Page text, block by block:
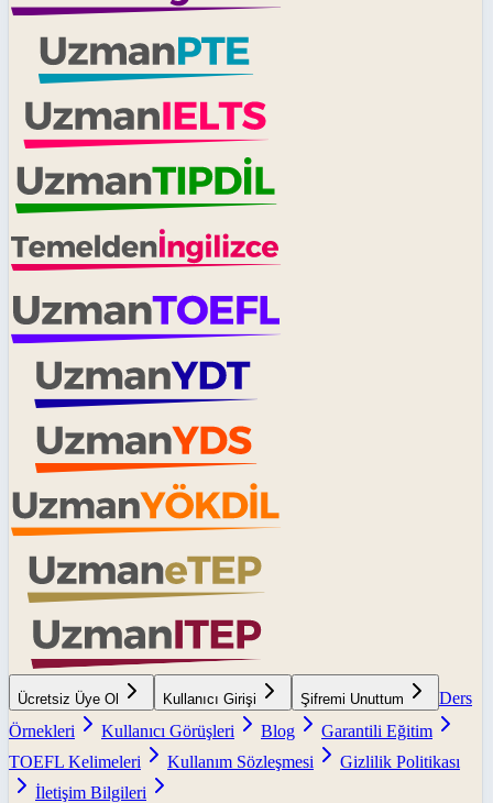
Ücretsiz Üye Ol Kullanıcı Girişi Şifremi Unuttum
Ders
Örnekleri
Kullanıcı Görüşleri Blog
Garantili Eğitim
TOEFL Kelimeleri
Kullanım Sözleşmesi
Gizlilik Politikası
İletişim Bilgileri